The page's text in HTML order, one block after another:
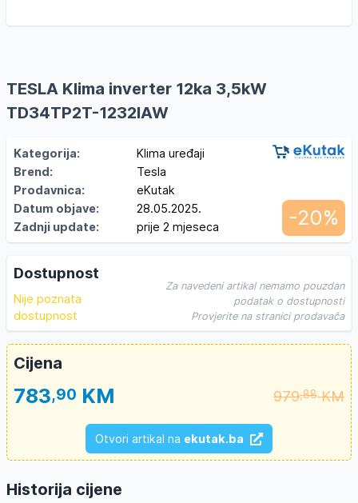
TESLA Klima inverter 12ka 3,5kW
TD34TP2T-1232IAW
Kategorija:
Klima uređaji
Brend:
Tesla
Prodavnica:
eKutak
Datum objave:
28.05.2025.
Zadnji update:
prije 2 mjeseca -20%
Dostupnost
Nije poznata
dostupnost
Za navedeni artikal nemamo pouzdan
podatak o dostupnosti
Provjerite na stranici prodavača
Cijena
783,90 KM 979,88KM
Otvori artikal na ekutak.ba
Historija cijene